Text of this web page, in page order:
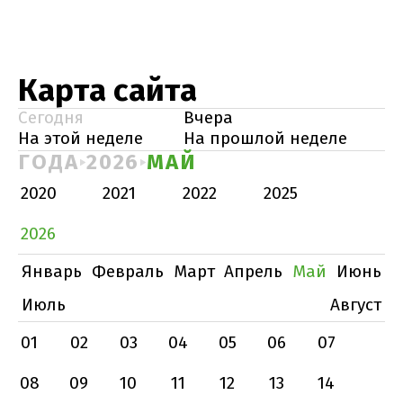
Карта сайта
Сегодня
Вчера
На этой неделе
На прошлой неделе
ГОДА 2026 МАЙ
2020 2021 2022
2025
2026
Январь Февраль Март Апрель Май
Июнь
Июль
Август
01
02 03 04 05 06
07
08
09 10 11 12 13
14